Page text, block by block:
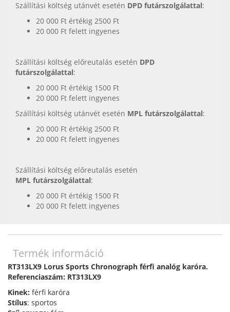
Szállítási költség utánvét esetén DPD futárszolgálattal:
20 000 Ft értékig 2500 Ft
20 000 Ft felett ingyenes
Szállítási költség előreutalás esetén DPD
futárszolgálattal:
20 000 Ft értékig 1500 Ft
20 000 Ft felett ingyenes
Szállítási költség utánvét esetén MPL futárszolgálattal:
20 000 Ft értékig 2500 Ft
20 000 Ft felett ingyenes
Szállítási költség előreutalás esetén
MPL futárszolgálattal:
20 000 Ft értékig 1500 Ft
20 000 Ft felett ingyenes
Termék információ
RT313LX9 Lorus Sports Chronograph férfi analóg karóra.
Referenciaszám: RT313LX9
Kinek: férfi karóra
Stílus: sportos